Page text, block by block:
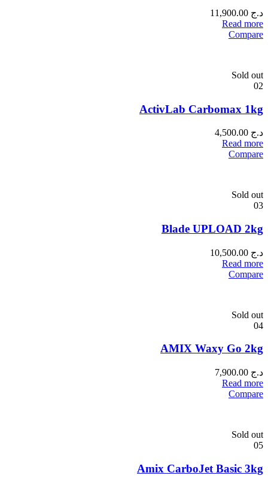
د.ج
Read more
Compare
Sold out
02
ActivLab Carbomax 1kg
د.ج
Read more
Compare
Sold out
03
Blade UPLOAD 2kg
د.ج
Read more
Compare
Sold out
04
AMIX Waxy Go 2kg
د.ج
Read more
Compare
Sold out
05
Amix CarboJet Basic 3kg